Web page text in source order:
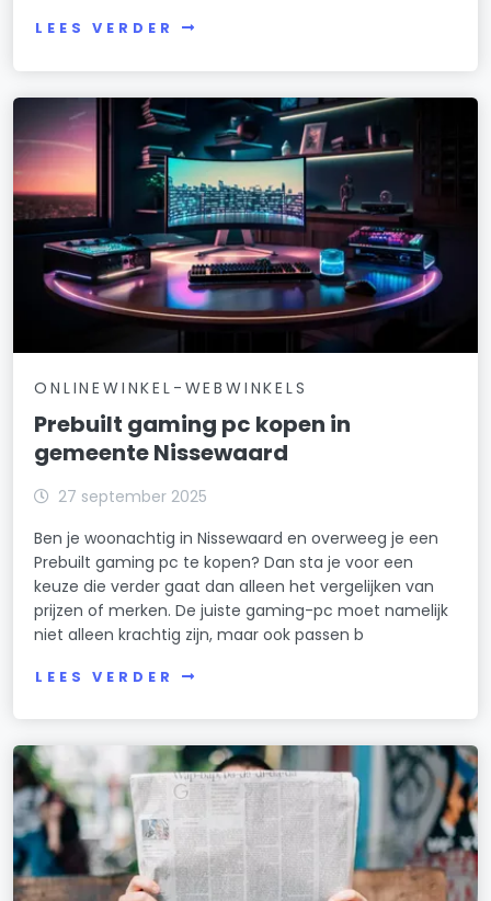
LEES VERDER
ONLINEWINKEL-WEBWINKELS
Prebuilt gaming pc kopen in
gemeente Nissewaard
27 september 2025
Ben je woonachtig in Nissewaard en overweeg je een
Prebuilt gaming pc te kopen? Dan sta je voor een
keuze die verder gaat dan alleen het vergelijken van
prijzen of merken. De juiste gaming-pc moet namelijk
niet alleen krachtig zijn, maar ook passen b
LEES VERDER